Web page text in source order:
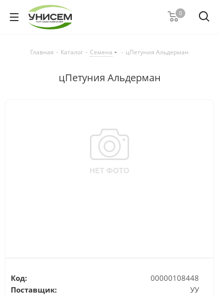
0
Главная - Каталог - Семена - цПетуния Альдерман
цПетуния Альдерман
Код:
00000108448
Поставщик:
УУ